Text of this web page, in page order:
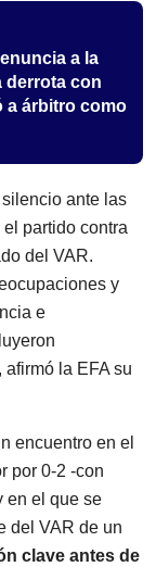
a la
derrota con
a árbitro como
ante las
partido contra
del VAR.
y
e
la EFA su
encuentro en el
por 0-2 -con
en el que se
del VAR de un
clave antes de